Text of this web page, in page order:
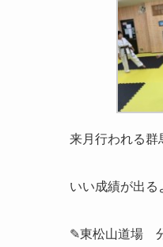
来月行われる
いい成績が出
✎東松山道場